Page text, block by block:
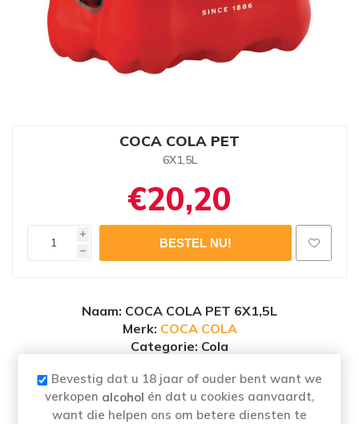
COCA COLA PET
6X1,5L
€20,20
i
h
Naam: COCA COLA PET 6X1,5L
Merk: COCA COLA
Categorie: Cola
Bevestig dat u 18 jaar of ouder bent want we
verkopen alcohol én dat u cookies aanvaardt,
want die helpen ons om betere diensten te